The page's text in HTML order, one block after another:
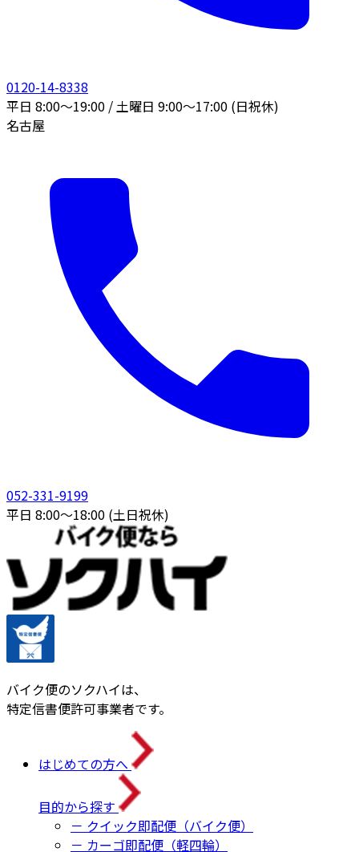
0120-14-8338
平日 8:00〜19:00 / 土曜日 9:00〜17:00 (日祝休)
名古屋
052-331-9199
平日 8:00〜18:00 (土日祝休)
バイク便のソクハイは、
特定信書便許可事業者です。
はじめての方へ
目的から探す
－ クイック即配便（バイク便）
－ カーゴ即配便（軽四輪）